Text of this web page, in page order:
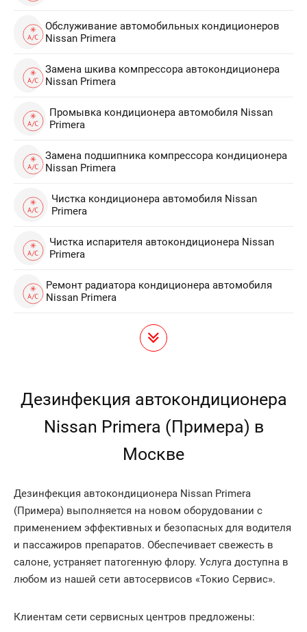
Обслуживание автомобильных кондиционеров
Nissan Primera
Замена шкива компрессора автокондиционера
Nissan Primera
Промывка кондиционера автомобиля Nissan
Primera
Замена подшипника компрессора кондиционера
Nissan Primera
Чистка кондиционера автомобиля Nissan
Primera
Чистка испарителя автокондиционера Nissan
Primera
Ремонт радиатора кондиционера автомобиля
Nissan Primera
Дезинфекция автокондиционера
Nissan Primera (Примера) в
Москве
Дезинфекция автокондиционера Nissan Primera
(Примера) выполняется на новом оборудовании с
применением эффективных и безопасных для водителя
и пассажиров препаратов. Обеспечивает свежесть в
салоне, устраняет патогенную флору. Услуга доступна в
любом из нашей сети автосервисов «Токио Сервис».
Клиентам сети сервисных центров предложены: